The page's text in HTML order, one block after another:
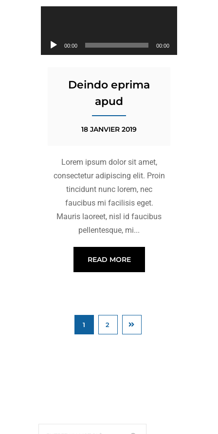
Lecteur Audio
00:00 00:00
Deindo eprima
apud
18 JANVIER 2019
Lorem ipsum dolor sit amet,
consectetur adipiscing elit. Proin
tincidunt nunc lorem, nec
faucibus mi facilisis eget.
Mauris laoreet, nisl id faucibus
pellentesque, mi...
READ MORE
1 2